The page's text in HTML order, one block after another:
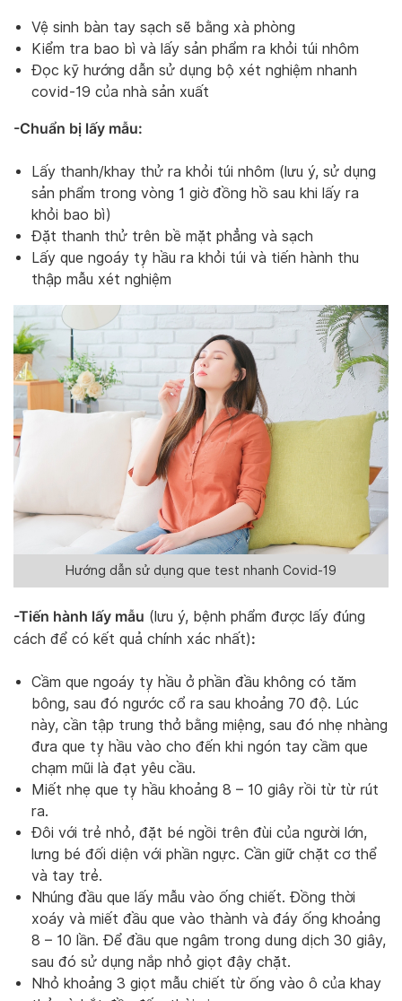
Vệ sinh bàn tay sạch sẽ bằng xà phòng
Kiểm tra bao bì và lấy sản phẩm ra khỏi túi nhôm
Đọc kỹ hướng dẫn sử dụng bộ xét nghiệm nhanh
covid-19 của nhà sản xuất
-Chuẩn bị lấy mẫu:
Lấy thanh/khay thử ra khỏi túi nhôm (lưu ý, sử dụng
sản phẩm trong vòng 1 giờ đồng hồ sau khi lấy ra
khỏi bao bì)
Đặt thanh thử trên bề mặt phẳng và sạch
Lấy que ngoáy tỵ hầu ra khỏi túi và tiến hành thu
thập mẫu xét nghiệm
Hướng dẫn sử dụng que test nhanh Covid-19
-Tiến hành lấy mẫu (lưu ý, bệnh phẩm được lấy đúng
cách để có kết quả chính xác nhất):
Cầm que ngoáy tỵ hầu ở phần đầu không có tăm
bông, sau đó ngước cổ ra sau khoảng 70 độ. Lúc
này, cần tập trung thở bằng miệng, sau đó nhẹ nhàng
đưa que tỵ hầu vào cho đến khi ngón tay cầm que
chạm mũi là đạt yêu cầu.
Miết nhẹ que tỵ hầu khoảng 8 – 10 giây rồi từ từ rút
ra.
Đôi với trẻ nhỏ, đặt bé ngồi trên đùi của người lớn,
lưng bé đối diện với phần ngực. Cần giữ chặt cơ thể
và tay trẻ.
Nhúng đầu que lấy mẫu vào ống chiết. Đồng thời
xoáy và miết đầu que vào thành và đáy ống khoảng
8 – 10 lần. Để đầu que ngâm trong dung dịch 30 giây,
sau đó sử dụng nắp nhỏ giọt đậy chặt.
Nhỏ khoảng 3 giọt mẫu chiết từ ống vào ô của khay